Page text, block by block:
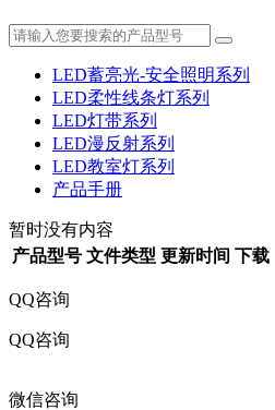
LED蓄亮光-安全照明系列
LED柔性线条灯系列
LED灯带系列
LED漫反射系列
LED教室灯系列
产品手册
暂时没有内容
产品型号 文件类型 更新时间 下载
QQ咨询
QQ咨询
微信咨询